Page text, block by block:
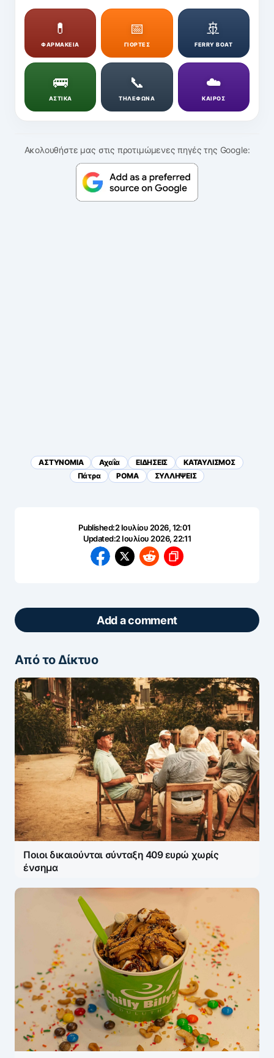
💊
ΦΑΡΜΑΚΕΙΑ
📅
ΓΙΟΡΤΕΣ
🚢
FERRY BOAT
🚌
ΑΣΤΙΚΑ
📞
ΤΗΛΕΦΩΝΑ
☁️
ΚΑΙΡΟΣ
Ακολουθήστε μας στις προτιμώμενες πηγές της Google:
ΑΣΤΥΝΟΜΙΑ Αχαΐα ΕΙΔΗΣΕΙΣ
ΚΑΤΑΥΛΙΣΜΟΣ
Πάτρα
ΡΟΜΑ ΣΥΛΛΗΨΕΙΣ
Published:2 Ιουλίου 2026, 12:01
Updated:2 Ιουλίου 2026, 22:11
Add a comment
ΖΩΝΤΑΝΆ ΣΧΌΛΙΑ
Πάρτε μέρος στη συζήτηση — το σχόλιό σας
ελέγχεται άμεσα από AI (Ελληνικά & Αγγλικά).
ΠΡΟΣΤΑΣΊΑ AI
Η ηλ. διεύθυνση σας δεν δημοσιεύεται. Τα
υποχρεωτικά πεδία σημειώνονται με*
Message*
Name*
E-mail*
Από το Δίκτυο
Ποιοι δικαιούνται σύνταξη 409 ευρώ χωρίς
ένσημα